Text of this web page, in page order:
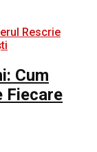
Cum
Fiecare